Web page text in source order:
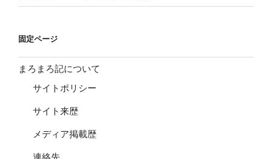
固定ページ
まろまろ記について
サイトポリシー
サイト来歴
メディア掲載歴
連絡先